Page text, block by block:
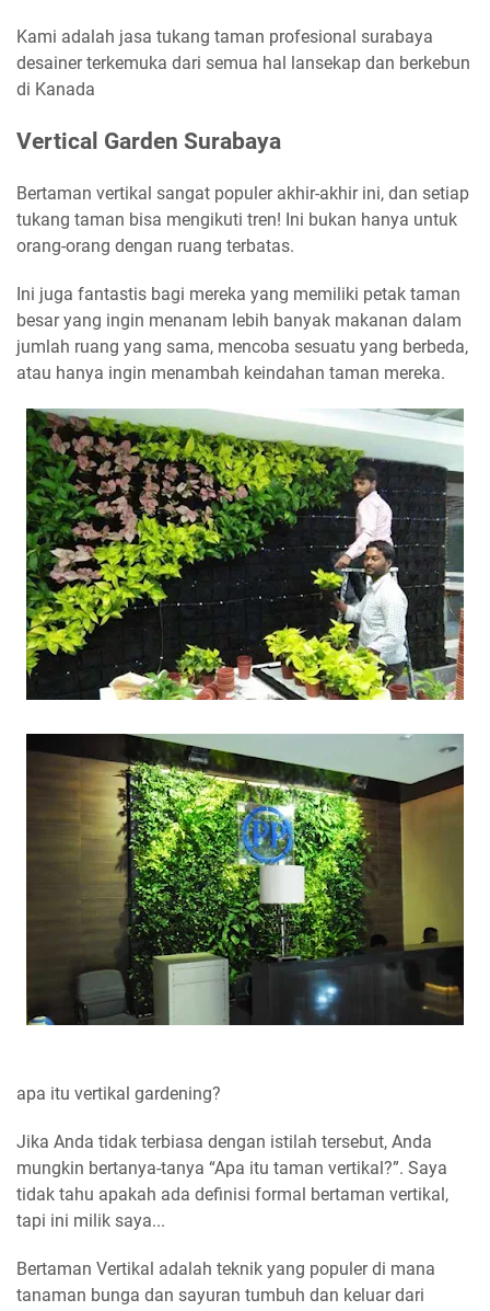
Kami adalah jasa tukang taman profesional surabaya
desainer terkemuka dari semua hal lansekap dan berkebun
di Kanada
Vertical Garden Surabaya
Bertaman vertikal sangat populer akhir-akhir ini, dan setiap
tukang taman bisa mengikuti tren! Ini bukan hanya untuk
orang-orang dengan ruang terbatas.
Ini juga fantastis bagi mereka yang memiliki petak taman
besar yang ingin menanam lebih banyak makanan dalam
jumlah ruang yang sama, mencoba sesuatu yang berbeda,
atau hanya ingin menambah keindahan taman mereka.
apa itu vertikal gardening?
Jika Anda tidak terbiasa dengan istilah tersebut, Anda
mungkin bertanya-tanya “Apa itu taman vertikal?”. Saya
tidak tahu apakah ada definisi formal bertaman vertikal,
tapi ini milik saya...
Bertaman Vertikal adalah teknik yang populer di mana
tanaman bunga dan sayuran tumbuh dan keluar dari